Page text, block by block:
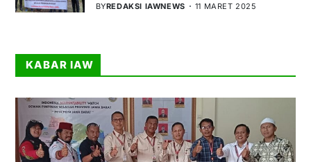
BYREDAKSI IAWNEWS 11 MARET 2025
KABAR IAW